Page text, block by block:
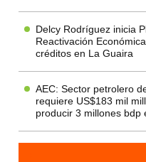
Delcy Rodríguez inicia
Reactivación
créditos en La Guaira
AEC: Sector petrolero
requiere US$183 mil
producir 3 millones bdp